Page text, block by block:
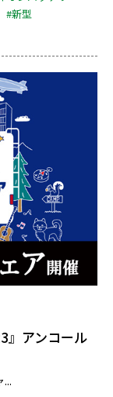
#新型
』アンコール